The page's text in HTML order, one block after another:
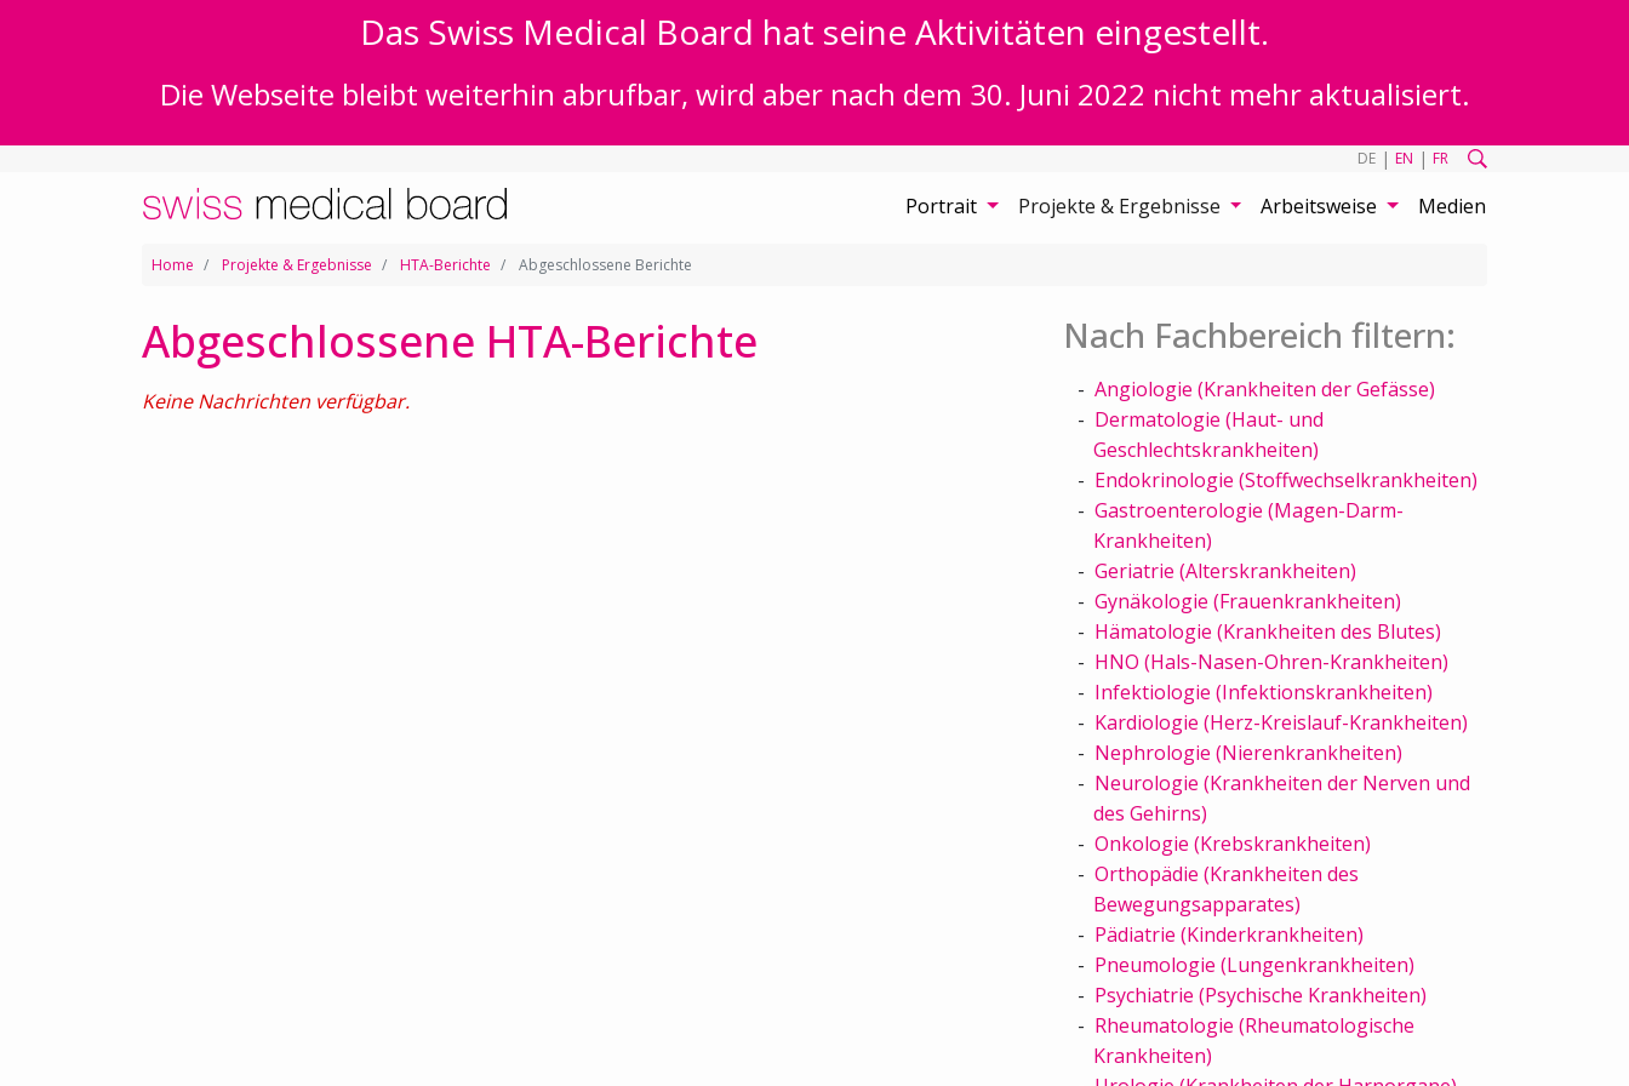
Das Swiss Medical Board hat seine Aktivitäten eingestellt.
Die Webseite bleibt weiterhin abrufbar, wird aber nach dem 30. Juni 2022 nicht mehr aktualisiert.
DE | EN | FR
Portrait Projekte & Ergebnisse Arbeitsweise Medien
Home Projekte & Ergebnisse HTA-Berichte Abgeschlossene Berichte
Abgeschlossene HTA-Berichte
Keine Nachrichten verfügbar.
Nach Fachbereich filtern:
Angiologie (Krankheiten der Gefässe)
Dermatologie (Haut- und
Geschlechtskrankheiten)
Endokrinologie (Stoffwechselkrankheiten)
Gastroenterologie (Magen-Darm-
Krankheiten)
Geriatrie (Alterskrankheiten)
Gynäkologie (Frauenkrankheiten)
Hämatologie (Krankheiten des Blutes)
HNO (Hals-Nasen-Ohren-Krankheiten)
Infektiologie (Infektionskrankheiten)
Kardiologie (Herz-Kreislauf-Krankheiten)
Nephrologie (Nierenkrankheiten)
Neurologie (Krankheiten der Nerven und
des Gehirns)
Onkologie (Krebskrankheiten)
Orthopädie (Krankheiten des
Bewegungsapparates)
Pädiatrie (Kinderkrankheiten)
Pneumologie (Lungenkrankheiten)
Psychiatrie (Psychische Krankheiten)
Rheumatologie (Rheumatologische
Krankheiten)